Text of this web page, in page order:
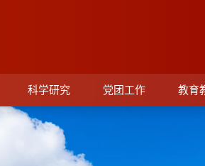
科学研究 党团工作 教育